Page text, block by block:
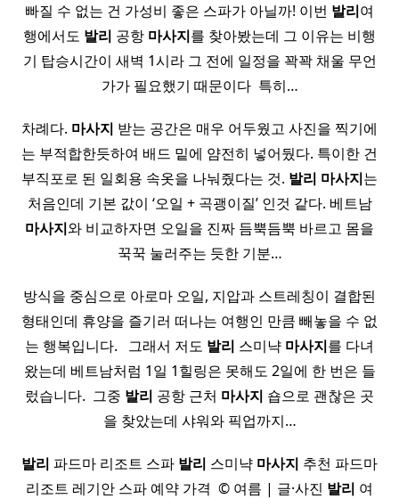
빠질 수 없는 건 가성비 좋은 스파가 아닐까! 이번 발리여
행에서도 발리 공항 마사지를 찾아봤는데 그 이유는 비행
기 탑승시간이 새벽 1시라 그 전에 일정을 꽉꽉 채울 무언
가가 필요했기 때문이다 ​ 특히…
차례다. 마사지 받는 공간은 매우 어두웠고 사진을 찍기에
는 부적합한듯하여 배드 밑에 얌전히 넣어뒀다. 특이한 건
부직포로 된 일회용 속옷을 나눠줬다는 것. 발리 마사지는
처음인데 기본 값이 ‘오일 + 곡괭이질’ 인것 같다. 베트남
마사지와 비교하자면 오일을 진짜 듬뿍듬뿍 바르고 몸을
꾹꾹 눌러주는 듯한 기분…
방식을 중심으로 아로마 오일, 지압과 스트레칭이 결합된
형태인데 휴양을 즐기러 떠나는 여행인 만큼 빼놓을 수 없
는 행복입니다. ​ ​ 그래서 저도 발리 스미냑 마사지를 다녀
왔는데 베트남처럼 1일 1힐링은 못해도 2일에 한 번은 들
렀습니다. ​ 그중 발리 공항 근처 마사지 숍으로 괜찮은 곳
을 찾았는데 샤워와 픽업까지…
발리 파드마 리조트 스파 발리 스미냑 마사지 추천 파드마
리조트 레기안 스파 예약 가격 ​ © 여름 | 글·사진 발리 여